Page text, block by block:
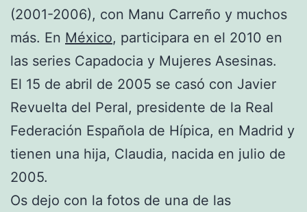
(2001-2006), con Manu Carreño y muchos
más. En México, participara en el 2010 en
las series Capadocia y Mujeres Asesinas.
El 15 de abril de 2005 se casó con Javier
Revuelta del Peral, presidente de la Real
Federación Española de Hípica, en Madrid y
tienen una hija, Claudia, nacida en julio de
2005.
Os dejo con la fotos de una de las